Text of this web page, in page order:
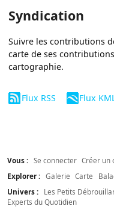
Syndication
Suivre les contributions
carte de ses
cartographie.
Flux RSS Flux
Vous : Se connecter Créer un
Explorer : Galerie Carte
Univers :
Les Petits
Experts du Quotidien